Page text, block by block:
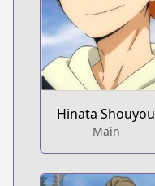
Hinata Shouyou
Main